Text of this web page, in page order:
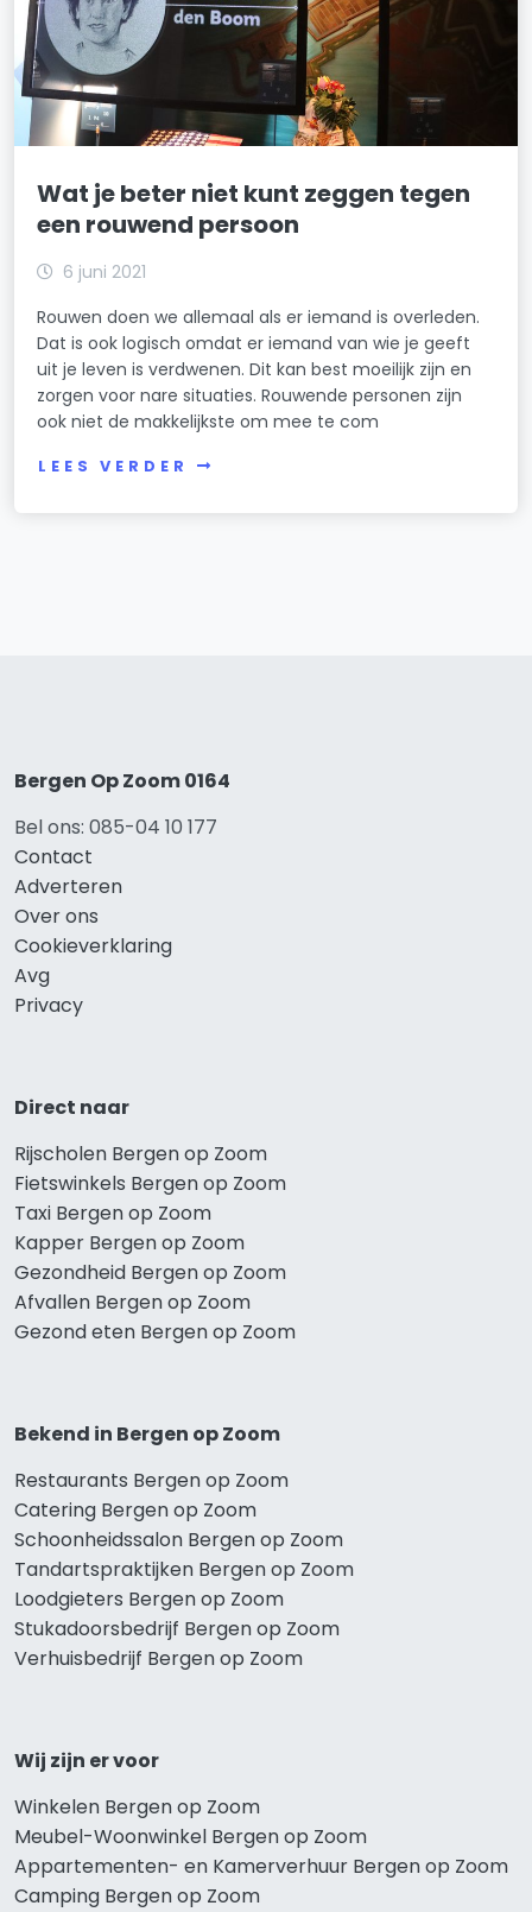
Wat je beter niet kunt zeggen tegen
een rouwend persoon
6 juni 2021
Rouwen doen we allemaal als er iemand is overleden.
Dat is ook logisch omdat er iemand van wie je geeft
uit je leven is verdwenen. Dit kan best moeilijk zijn en
zorgen voor nare situaties. Rouwende personen zijn
ook niet de makkelijkste om mee te com
LEES VERDER
Bergen Op Zoom 0164
Bel ons: 085-04 10 177
Contact
Adverteren
Over ons
Cookieverklaring
Avg
Privacy
Direct naar
Rijscholen Bergen op Zoom
Fietswinkels Bergen op Zoom
Taxi Bergen op Zoom
Kapper Bergen op Zoom
Gezondheid Bergen op Zoom
Afvallen Bergen op Zoom
Gezond eten Bergen op Zoom
Bekend in Bergen op Zoom
Restaurants Bergen op Zoom
Catering Bergen op Zoom
Schoonheidssalon Bergen op Zoom
Tandartspraktijken Bergen op Zoom
Loodgieters Bergen op Zoom
Stukadoorsbedrijf Bergen op Zoom
Verhuisbedrijf Bergen op Zoom
Wij zijn er voor
Winkelen Bergen op Zoom
Meubel-Woonwinkel Bergen op Zoom
Appartementen- en Kamerverhuur Bergen op Zoom
Camping Bergen op Zoom